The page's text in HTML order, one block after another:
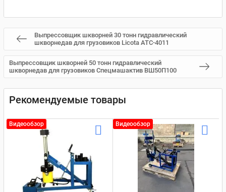
Выпрессовщик шкворней 30 тонн гидравлический
шкворнедав для грузовиков Licota ATC-4011
Выпрессовщик шкворней 50 тонн гидравлический
шкворнедав для грузовиков Спецмашактив ВШ50П100
Рекомендуемые товары
Видеообзор Видеообзор